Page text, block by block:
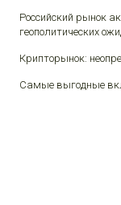
Российский рынок
геополитических
Крипторынок:
Самые выгодные